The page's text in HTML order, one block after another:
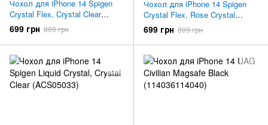
Чохол для iPhone 14 Spigen
Crystal Flex, Crystal Clear
(ACS04677)
699 грн 899 грн
Чохол для iPhone 14 Spigen
Crystal Flex, Rose Crystal
(ACS04679)
699 грн 899 грн